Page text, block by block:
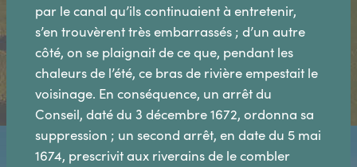
par le canal qu’ils continuaient à entretenir,
s’en trouvèrent très embarrassés ; d’un autre
côté, on se plaignait de ce que, pendant les
chaleurs de l’été, ce bras de rivière empestait le
voisinage. En conséquence, un arrêt du
Conseil, daté du 3 décembre 1672, ordonna sa
suppression ; un second arrêt, en date du 5 mai
1674, prescrivit aux riverains de le combler